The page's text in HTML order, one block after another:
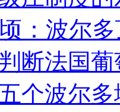
：波尔
断法国
个波尔多